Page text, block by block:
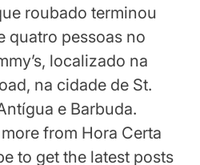
roubado terminou
quatro pessoas no
localizado na
na cidade de St.
e Barbuda.
from Hora Certa
to get the latest posts